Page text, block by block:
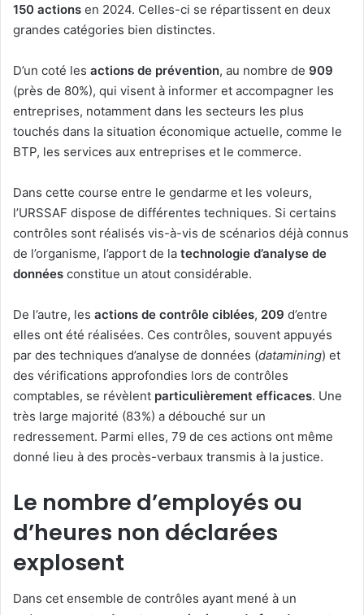
150 actions en 2024. Celles-ci se répartissent en deux
grandes catégories bien distinctes.
D’un coté les actions de prévention, au nombre de 909
(près de 80%), qui visent à informer et accompagner les
entreprises, notamment dans les secteurs les plus
touchés dans la situation économique actuelle, comme le
BTP, les services aux entreprises et le commerce.
Dans cette course entre le gendarme et les voleurs,
l’URSSAF dispose de différentes techniques. Si certains
contrôles sont réalisés vis-à-vis de scénarios déjà connus
de l’organisme, l’apport de la technologie d’analyse de
données constitue un atout considérable.
De l’autre, les actions de contrôle ciblées, 209 d’entre
elles ont été réalisées. Ces contrôles, souvent appuyés
par des techniques d’analyse de données (datamining) et
des vérifications approfondies lors de contrôles
comptables, se révèlent particulièrement efficaces. Une
très large majorité (83%) a débouché sur un
redressement. Parmi elles, 79 de ces actions ont même
donné lieu à des procès-verbaux transmis à la justice.
Le nombre d’employés ou
d’heures non déclarées
explosent
Dans cet ensemble de contrôles ayant mené à un